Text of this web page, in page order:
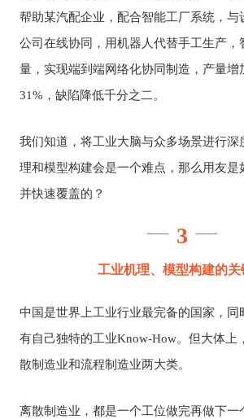
帮助某汽配企业，配合智能工厂系统，与
公司在线协同，用机器人代替手工生产，
量，实现端到端网络化协同制造，产量增
31%，缺陷降低千分之二。
我们知道，将工业大脑与众多场景进行深
理和模型构建会是一个难点，那么用友是
并快速覆盖的？
3
工业机理、模型构建的关
中国是世界上工业行业最完备的国家，同
有自己独特的工业Know-How。但大体上
散制造业和流程制造业两大类。
离散制造业，都是一个工位做完再做下一